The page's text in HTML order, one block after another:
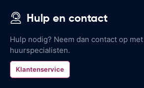
Hulp en contact
Hulp nodig? Neem dan contact op
huurspecialisten.
Klantenservice